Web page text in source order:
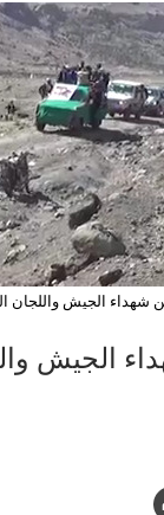
الجيش واللجان
الجيش